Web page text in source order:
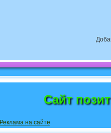
Сайт
Реклама на сайте